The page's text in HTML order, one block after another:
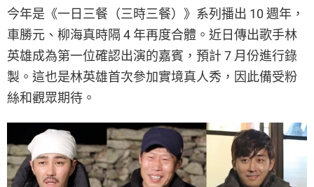
今年是《一日三餐（三時三餐）》系列播出 10 週年，
車勝元、柳海真時隔 4 年再度合體。近日傳出歌手林
英雄成為第一位確認出演的嘉賓，預計 7 月份進行錄
製。這也是林英雄首次參加實境真人秀，因此備受粉
絲和觀眾期待。